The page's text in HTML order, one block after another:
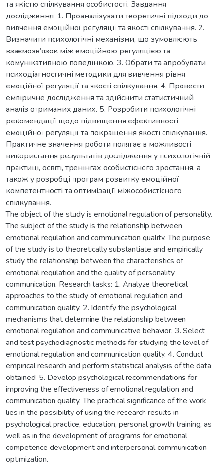
та якістю спілкування особистості. Завдання
дослідження: 1. Проаналізувати теоретичні підходи до
вивчення емоційної регуляції та якості спілкування. 2.
Визначити психологічні механізми, що зумовлюють
взаємозв’язок між емоційною регуляцією та
комунікативною поведінкою. 3. Обрати та апробувати
психодіагностичні методики для вивчення рівня
емоційної регуляції та якості спілкування. 4. Провести
емпіричне дослідження та здійснити статистичний
аналіз отриманих даних. 5. Розробити психологічні
рекомендації щодо підвищення ефективності
емоційної регуляції та покращення якості спілкування.
Практичне значення роботи полягає в можливості
використання результатів дослідження у психологічній
практиці, освіті, тренінгах особистісного зростання, а
також у розробці програм розвитку емоційної
компетентності та оптимізації міжособистісного
спілкування.
The object of the study is emotional regulation of personality.
The subject of the study is the relationship between
emotional regulation and communication quality. The purpose
of the study is to theoretically substantiate and empirically
study the relationship between the characteristics of
emotional regulation and the quality of personality
communication. Research tasks: 1. Analyze theoretical
approaches to the study of emotional regulation and
communication quality. 2. Identify the psychological
mechanisms that determine the relationship between
emotional regulation and communicative behavior. 3. Select
and test psychodiagnostic methods for studying the level of
emotional regulation and communication quality. 4. Conduct
empirical research and perform statistical analysis of the data
obtained. 5. Develop psychological recommendations for
improving the effectiveness of emotional regulation and
communication quality. The practical significance of the work
lies in the possibility of using the research results in
psychological practice, education, personal growth training, as
well as in the development of programs for emotional
competence development and interpersonal communication
optimization.